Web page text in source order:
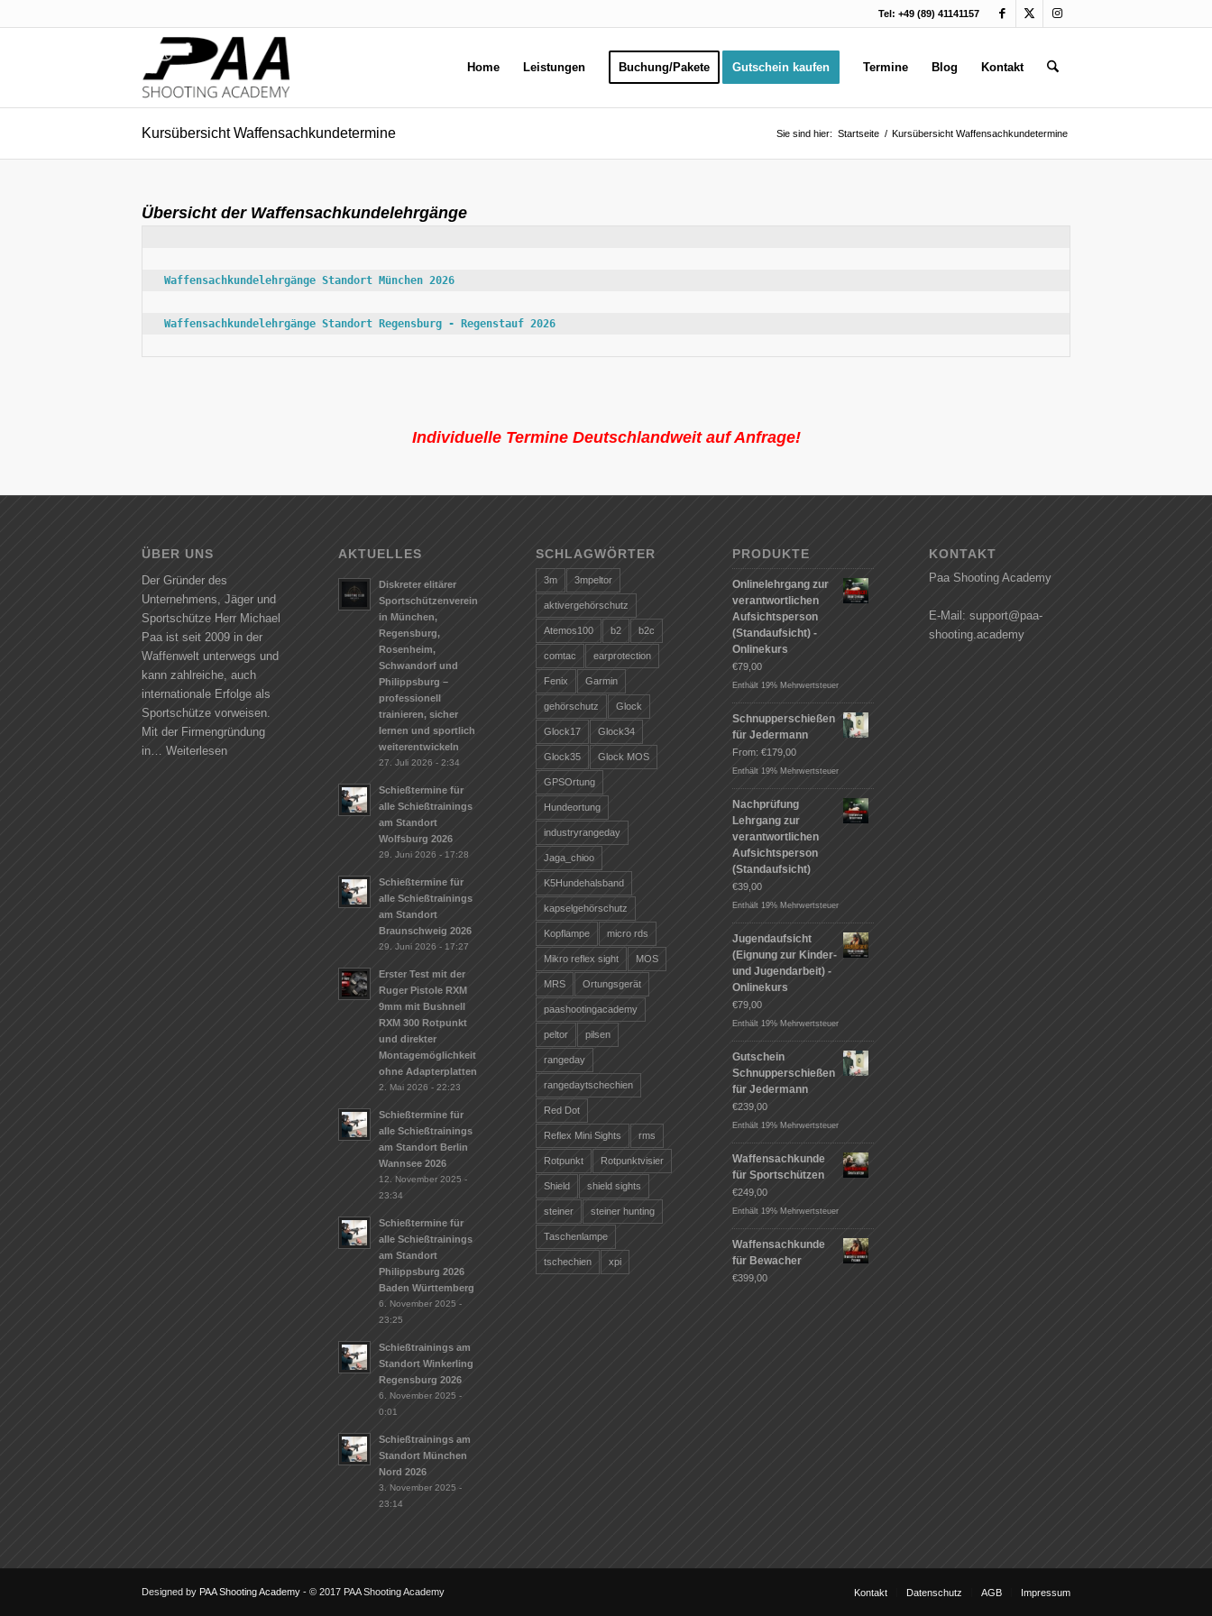
Tel: +49 (89) 41141157
Home Leistungen Buchung/Pakete Gutschein kaufen Termine Blog Kontakt
Kursübersicht Waffensachkundetermine Sie sind hier: Startseite / Kursübersicht Waffensachkundetermine
Übersicht der Waffensachkundelehrgänge
Waffensachkundelehrgänge Standort München 2026
Waffensachkundelehrgänge Standort Regensburg - Regenstauf 2026
Individuelle Termine Deutschlandweit auf Anfrage!
ÜBER UNS
Der Gründer des
Unternehmens, Jäger und
Sportschütze Herr Michael
Paa ist seit 2009 in der
Waffenwelt unterwegs und
kann zahlreiche, auch
internationale Erfolge als
Sportschütze vorweisen.
Mit der Firmengründung
in… Weiterlesen
AKTUELLES
Diskreter elitärer
Sportschützenverein
in München,
Regensburg,
Rosenheim,
Schwandorf und
Philippsburg –
professionell
trainieren, sicher
lernen und sportlich
weiterentwickeln
27. Juli 2026 - 2:34
Schießtermine für
alle Schießtrainings
am Standort
Wolfsburg 2026
29. Juni 2026 - 17:28
Schießtermine für
alle Schießtrainings
am Standort
Braunschweig 2026
29. Juni 2026 - 17:27
Erster Test mit der
Ruger Pistole RXM
9mm mit Bushnell
RXM 300 Rotpunkt
und direkter
Montagemöglichkeit
ohne Adapterplatten
2. Mai 2026 - 22:23
Schießtermine für
alle Schießtrainings
am Standort Berlin
Wannsee 2026
12. November 2025 -
23:34
Schießtermine für
alle Schießtrainings
am Standort
Philippsburg 2026
Baden Württemberg
6. November 2025 -
23:25
Schießtrainings am
Standort Winkerling
Regensburg 2026
6. November 2025 -
0:01
Schießtrainings am
Standort München
Nord 2026
3. November 2025 -
23:14
SCHLAGWÖRTER
3m 3mpeltor
aktivergehörschutz
Atemos100 b2 b2c
comtac earprotection
Fenix Garmin
gehörschutz Glock
Glock17 Glock34
Glock35 Glock MOS
GPSOrtung
Hundeortung
industryrangeday
Jaga_chioo
K5Hundehalsband
kapselgehörschutz
Kopflampe micro rds
Mikro reflex sight MOS
MRS Ortungsgerät
paashootingacademy
peltor pilsen
rangeday
rangedaytschechien
Red Dot
Reflex Mini Sights rms
Rotpunkt Rotpunktvisier
Shield shield sights
steiner steiner hunting
Taschenlampe
tschechien xpi
PRODUKTE
Onlinelehrgang zur
verantwortlichen
Aufsichtsperson
(Standaufsicht) -
Onlinekurs
€79,00
Enthält 19% Mehrwertsteuer
Schnupperschießen
für Jedermann
From:€179,00
Enthält 19% Mehrwertsteuer
Nachprüfung
Lehrgang zur
verantwortlichen
Aufsichtsperson
(Standaufsicht)
€39,00
Enthält 19% Mehrwertsteuer
Jugendaufsicht
(Eignung zur Kinder-
und Jugendarbeit) -
Onlinekurs
€79,00
Enthält 19% Mehrwertsteuer
Gutschein
Schnupperschießen
für Jedermann
€239,00
Enthält 19% Mehrwertsteuer
Waffensachkunde
für Sportschützen
€249,00
Enthält 19% Mehrwertsteuer
Waffensachkunde
für Bewacher
€399,00
KONTAKT
Paa Shooting Academy
E-Mail: support@paa-
shooting.academy
Designed by PAA Shooting Academy - © 2017 PAA Shooting Academy Kontakt Datenschutz AGB Impressum